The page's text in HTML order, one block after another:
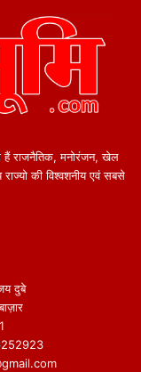
हैं राजनैतिक, मनोरंजन, खेल
राज्यो की विश्वशनीय एवं सबसे
दुबे